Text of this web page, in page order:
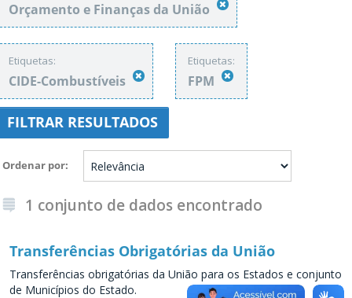
Orçamento e Finanças da União
Etiquetas:
CIDE-Combustíveis
Etiquetas:
FPM
FILTRAR RESULTADOS
Ordenar por
1 conjunto de dados encontrado
Transferências Obrigatórias da União
Transferências obrigatórias da União para os Estados e conjunto
de Municípios do Estado.